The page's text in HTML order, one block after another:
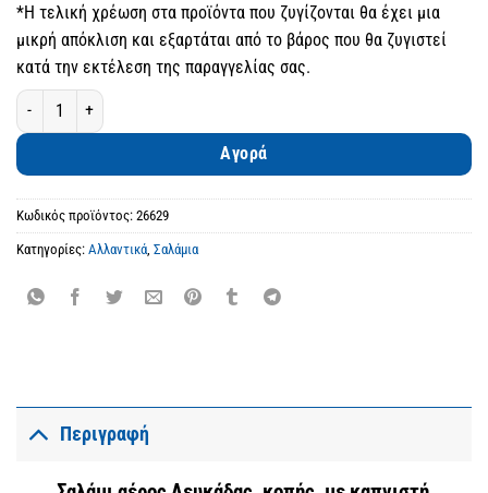
*Η τελική χρέωση στα προϊόντα που ζυγίζονται θα έχει μια
μικρή απόκλιση και εξαρτάται από το βάρος που θα ζυγιστεί
κατά την εκτέλεση της παραγγελίας σας.
Σαλάμι αέρος Λευκάδας, κοπής, με καπνιστή πάπρικα Αριδαίας ποσότητα
Αγορά
Κωδικός προϊόντος: 26629
Κατηγορίες: Αλλαντικά Σαλάμια
Περιγραφή